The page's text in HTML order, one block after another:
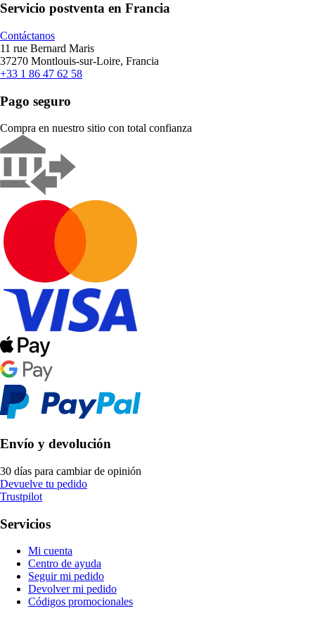
Servicio postventa en Francia
Contáctanos
11 rue Bernard Maris
37270 Montlouis-sur-Loire, Francia
+33 1 86 47 62 58
Pago seguro
Compra en nuestro sitio con total confianza
Envío y devolución
30 días para cambiar de opinión
Devuelve tu pedido
Trustpilot
Servicios
Mi cuenta
Centro de ayuda
Seguir mi pedido
Devolver mi pedido
Códigos promocionales